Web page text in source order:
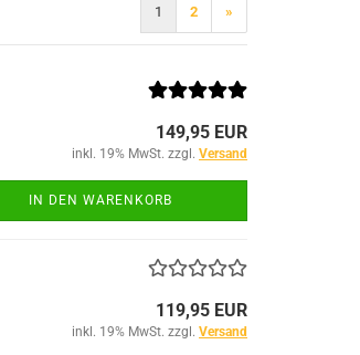
1 2 »
149,95 EUR
inkl. 19% MwSt. zzgl. Versand
IN DEN WARENKORB
119,95 EUR
inkl. 19% MwSt. zzgl. Versand